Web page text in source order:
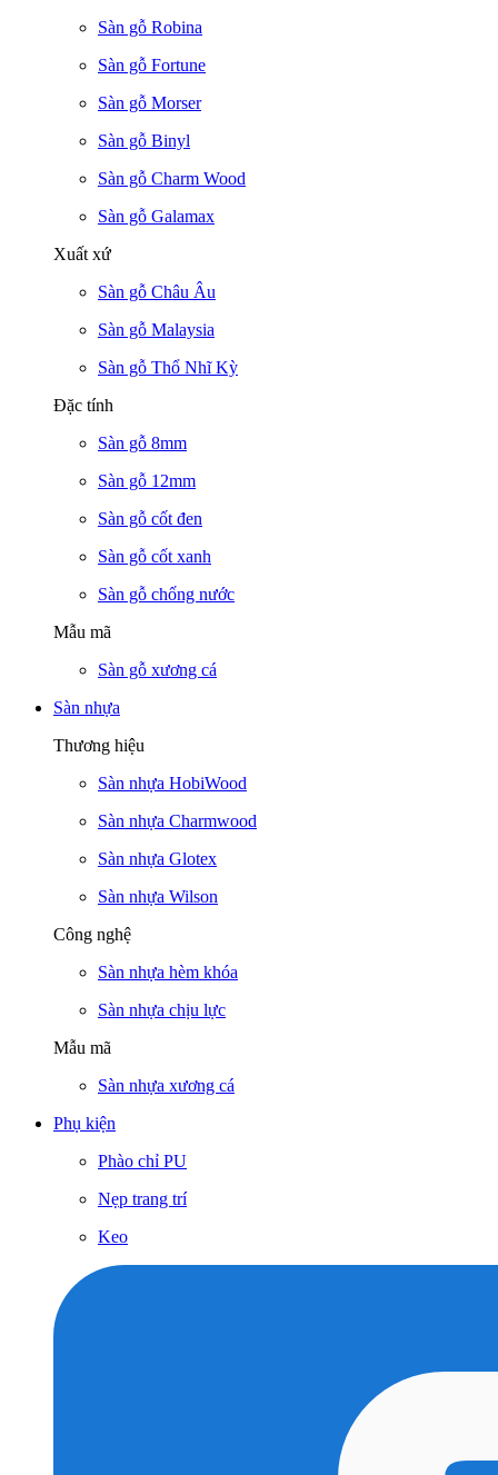
Sàn gỗ Robina
Sàn gỗ Fortune
Sàn gỗ Morser
Sàn gỗ Binyl
Sàn gỗ Charm Wood
Sàn gỗ Galamax
Xuất xứ
Sàn gỗ Châu Âu
Sàn gỗ Malaysia
Sàn gỗ Thổ Nhĩ Kỳ
Đặc tính
Sàn gỗ 8mm
Sàn gỗ 12mm
Sàn gỗ cốt đen
Sàn gỗ cốt xanh
Sàn gỗ chống nước
Mẫu mã
Sàn gỗ xương cá
Sàn nhựa
Thương hiệu
Sàn nhựa HobiWood
Sàn nhựa Charmwood
Sàn nhựa Glotex
Sàn nhựa Wilson
Công nghệ
Sàn nhựa hèm khóa
Sàn nhựa chịu lực
Mẫu mã
Sàn nhựa xương cá
Phụ kiện
Phào chỉ PU
Nẹp trang trí
Keo